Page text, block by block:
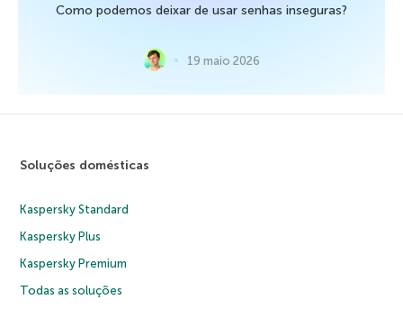
Como podemos deixar de usar senhas inseguras?
19 maio 2026
Soluções domésticas
Kaspersky Standard
Kaspersky Plus
Kaspersky Premium
Todas as soluções